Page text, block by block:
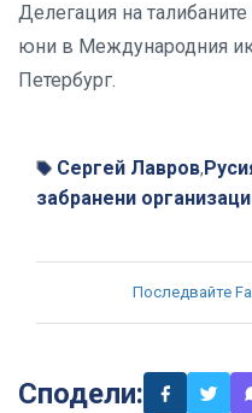
Делегация на
юни в Международния
Петербург.
Сергей Лавров,
забранени
Последвайте
Сподели: